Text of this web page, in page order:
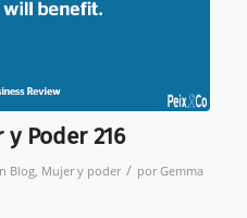
Poder 216
Blog, Mujer y poder / porGemma